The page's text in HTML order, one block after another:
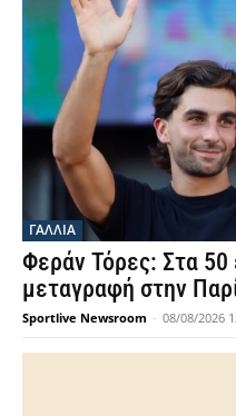
ΓΑΛΛΙΑ
Φεράν Τόρες: Στα
μεταγραφή στην
Sportlive Newsroom - 08/08/2026